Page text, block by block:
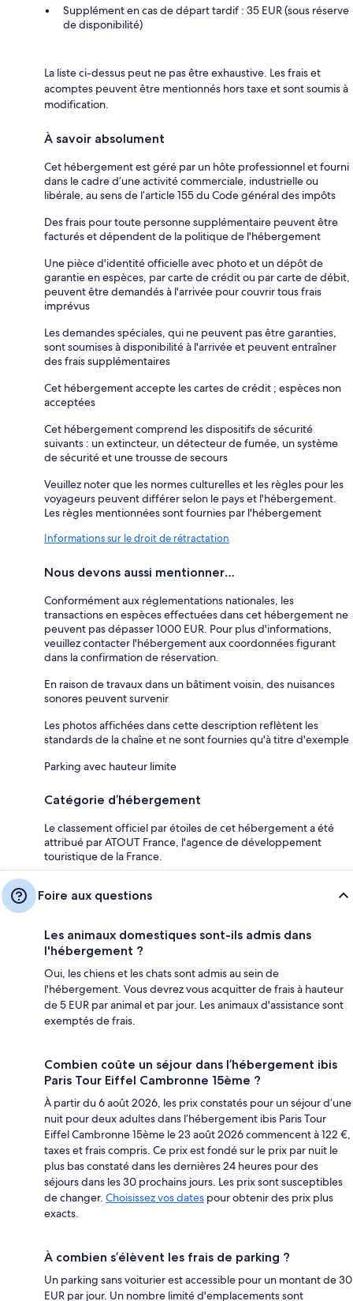
Supplément en cas de départ tardif : 35 EUR (sous réserve
de disponibilité)
La liste ci-dessus peut ne pas être exhaustive. Les frais et
acomptes peuvent être mentionnés hors taxe et sont soumis à
modification.
À savoir absolument
Cet hébergement est géré par un hôte professionnel et fourni
dans le cadre d’une activité commerciale, industrielle ou
libérale, au sens de l’article 155 du Code général des impôts
Des frais pour toute personne supplémentaire peuvent être
facturés et dépendent de la politique de l'hébergement
Une pièce d'identité officielle avec photo et un dépôt de
garantie en espèces, par carte de crédit ou par carte de débit,
peuvent être demandés à l'arrivée pour couvrir tous frais
imprévus
Les demandes spéciales, qui ne peuvent pas être garanties,
sont soumises à disponibilité à l'arrivée et peuvent entraîner
des frais supplémentaires
Cet hébergement accepte les cartes de crédit ; espèces non
acceptées
Cet hébergement comprend les dispositifs de sécurité
suivants : un extincteur, un détecteur de fumée, un système
de sécurité et une trousse de secours
Veuillez noter que les normes culturelles et les règles pour les
voyageurs peuvent différer selon le pays et l'hébergement.
Les règles mentionnées sont fournies par l'hébergement
Informations sur le droit de rétractation
Nous devons aussi mentionner…
Conformément aux réglementations nationales, les
transactions en espèces effectuées dans cet hébergement ne
peuvent pas dépasser 1000 EUR. Pour plus d'informations,
veuillez contacter l'hébergement aux coordonnées figurant
dans la confirmation de réservation.
En raison de travaux dans un bâtiment voisin, des nuisances
sonores peuvent survenir
Les photos affichées dans cette description reflètent les
standards de la chaîne et ne sont fournies qu'à titre d'exemple
Parking avec hauteur limite
Catégorie d’hébergement
Le classement officiel par étoiles de cet hébergement a été
attribué par ATOUT France, l'agence de développement
touristique de la France.
Foire aux questions
Les animaux domestiques sont-ils admis dans
l'hébergement ?
Oui, les chiens et les chats sont admis au sein de
l'hébergement. Vous devrez vous acquitter de frais à hauteur
de 5 EUR par animal et par jour. Les animaux d'assistance sont
exemptés de frais.
Combien coûte un séjour dans l’hébergement ibis
Paris Tour Eiffel Cambronne 15ème ?
À partir du 6 août 2026, les prix constatés pour un séjour d’une
nuit pour deux adultes dans l’hébergement ibis Paris Tour
Eiffel Cambronne 15ème le 23 août 2026 commencent à 122 €,
taxes et frais compris. Ce prix est fondé sur le prix par nuit le
plus bas constaté dans les dernières 24 heures pour des
séjours dans les 30 prochains jours. Les prix sont susceptibles
de changer. Choisissez vos dates pour obtenir des prix plus
exacts.
À combien s’élèvent les frais de parking ?
Un parking sans voiturier est accessible pour un montant de 30
EUR par jour. Un nombre limité d'emplacements sont